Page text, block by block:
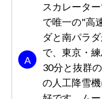
すきーのさん女性/40代
総合評価
パウダースノーや
た雪質でしたので
スカレータ
で唯一の"高
ダと南パラ
で、東京・
30分と抜群
の人工降雪